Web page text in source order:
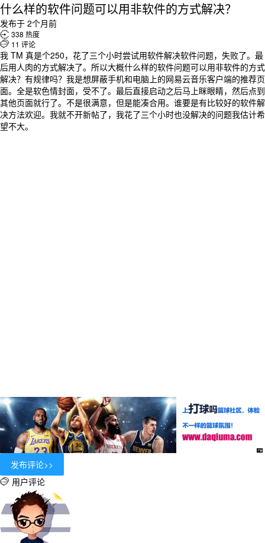
什么样的软件问题可以用非软件的方式解决？
发布于 2个月前
 338 热度
 11 评论
我 TM 真是个250，花了三个小时尝试用软件解决软件问题，失败了。最
后用人肉的方式解决了。所以大概什么样的软件问题可以用非软件的方式
解决？有规律吗？我是想屏蔽手机和电脑上的网易云音乐客户端的推荐页
面。全是软色情封面，受不了。最后直接启动之后马上眯眼睛，然后点到
其他页面就行了。不是很满意，但是能凑合用。谁要是有比较好的软件解
决方法欢迎。我就不开新帖了，我花了三个小时也没解决的问题我估计希
望不大。
 用户评论